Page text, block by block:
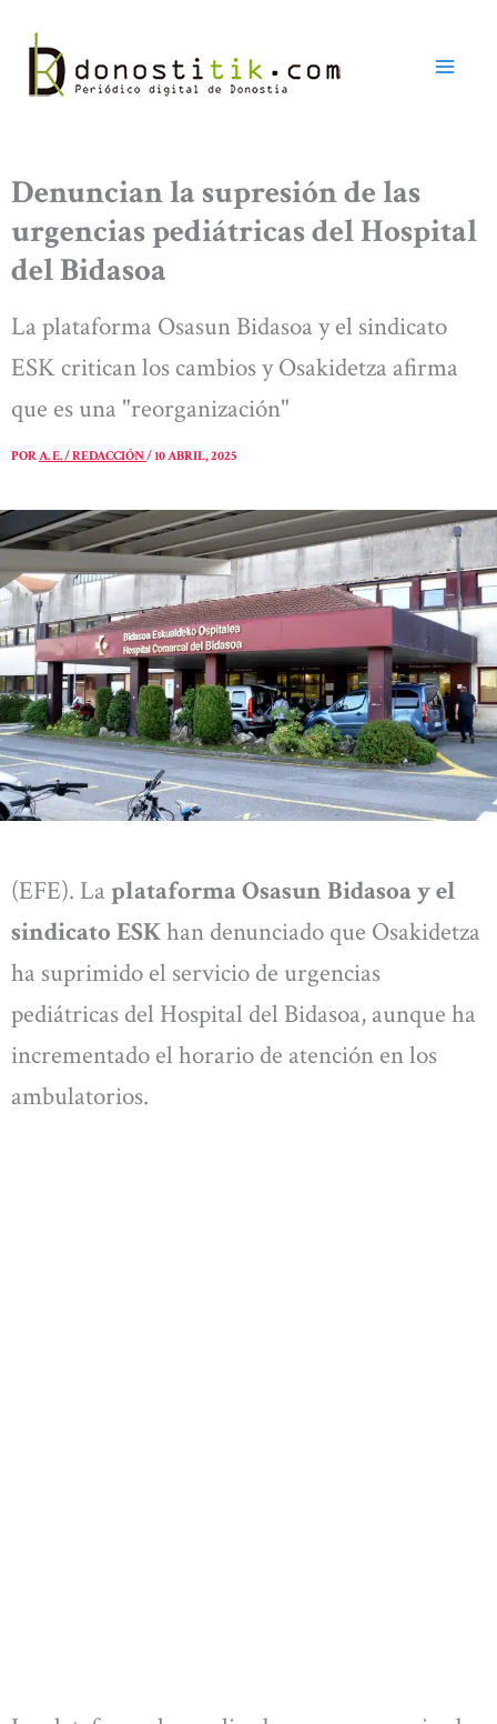
contenido
Denuncian la supresión de las
urgencias pediátricas del Hospital
del Bidasoa
La plataforma Osasun Bidasoa y el sindicato
ESK critican los cambios y Osakidetza afirma
que es una "reorganización"
PORA. E. / REDACCIÓN/10 ABRIL, 2025
(EFE). La plataforma Osasun Bidasoa y el
sindicato ESKhan denunciado que Osakidetza
ha suprimido el servicio de urgencias
pediátricas del Hospital del Bidasoa, aunque ha
incrementado el horario de atención en los
ambulatorios.